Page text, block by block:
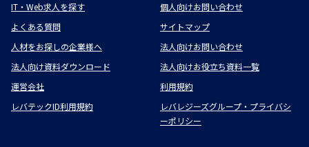
IT・Web求人を探す
個人向けお問い合わせ
よくある質問
サイトマップ
人材をお探しの企業様へ
法人向けお問い合わせ
法人向け資料ダウンロード
法人向けお役立ち資料一覧
運営会社
利用規約
レバテックID利用規約
レバレジーズグループ・プライバシ
ーポリシー